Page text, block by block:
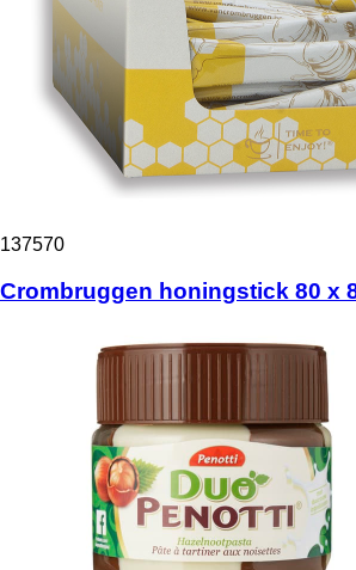
137570
Crombruggen honingstick 80 x